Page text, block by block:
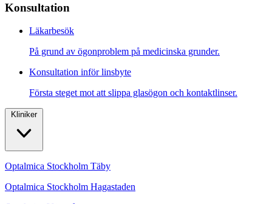
Konsultation
Läkarbesök
På grund av ögonproblem på medicinska grunder.
Konsultation inför linsbyte
Första steget mot att slippa glasögon och kontaktlinser.
Kliniker
Optalmica Stockholm Täby
Optalmica Stockholm Hagastaden